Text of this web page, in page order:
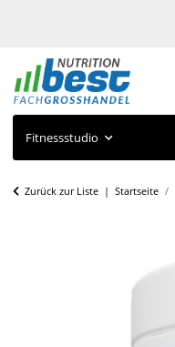
Fitnessstudio
Zurück zur Liste Startseite